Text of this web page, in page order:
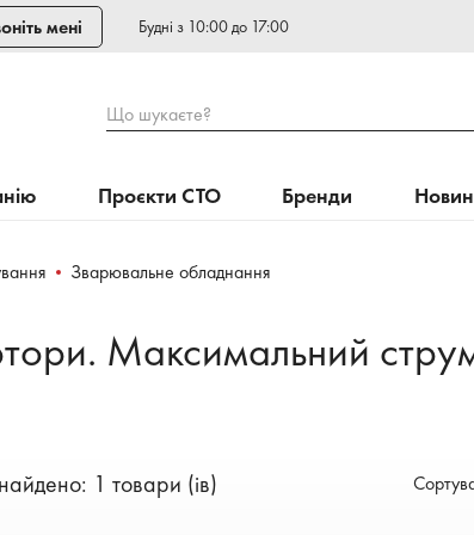
мені Будні з 10:00 до 17:00
Що шукаєте?
Проєкти СТО Бренди
Зварювальне обладнання
Максимальний
1 товари (ів)